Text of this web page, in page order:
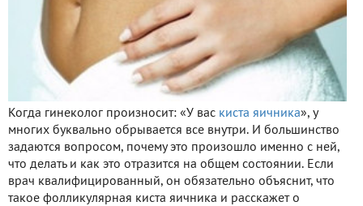
Когда гинеколог произносит: «У вас киста яичника», у
многих буквально обрывается все внутри. И большинство
задаются вопросом, почему это произошло именно с ней,
что делать и как это отразится на общем состоянии. Если
врач квалифицированный, он обязательно объяснит, что
такое фолликулярная киста яичника и расскажет о